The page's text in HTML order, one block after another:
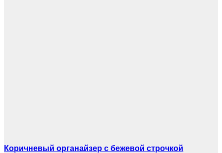
Коричневый органайзер с бежевой строчкой